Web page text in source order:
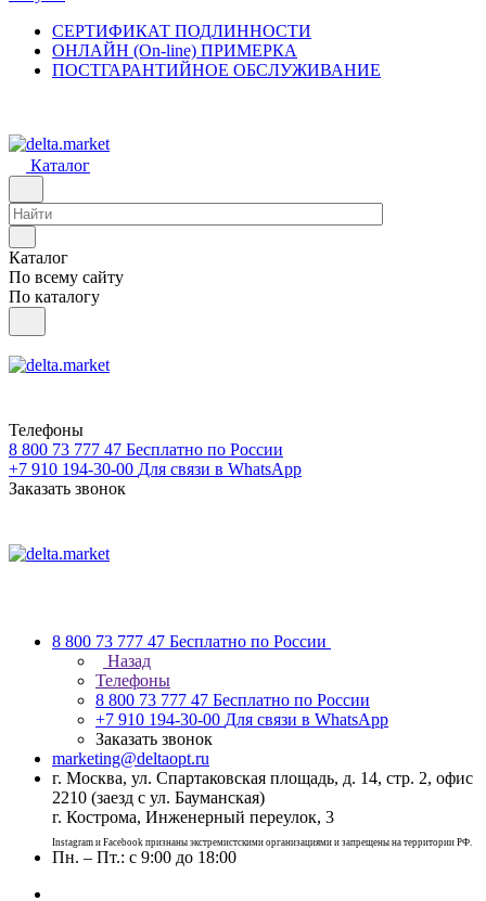
СЕРТИФИКАТ ПОДЛИННОСТИ
ОНЛАЙН (On-line) ПРИМЕРКА
ПОСТГАРАНТИЙНОЕ ОБСЛУЖИВАНИЕ
Каталог
Каталог
По всему сайту
По каталогу
Телефоны
8 800 73 777 47 Бесплатно по России
+7 910 194-30-00 Для связи в WhatsApp
Заказать звонок
8 800 73 777 47 Бесплатно по России
Назад
Телефоны
8 800 73 777 47 Бесплатно по России
+7 910 194-30-00 Для связи в WhatsApp
Заказать звонок
marketing@deltaopt.ru
г. Москва, ул. Спартаковская площадь, д. 14, стр. 2, офис
2210 (заезд с ул. Бауманская)
г. Кострома, Инженерный переулок, 3
Instagram и Facebook признаны экстремистскими организациями и запрещены на территории РФ.
Пн. – Пт.: с 9:00 до 18:00